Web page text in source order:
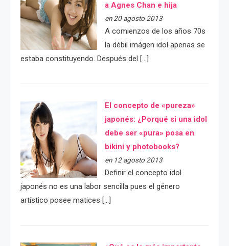
a Agnes Chan e hija
en 20 agosto 2013
A comienzos de los años 70s
la débil imágen idol apenas se
estaba constituyendo. Después del […]
El concepto de «pureza»
japonés: ¿Porqué si una idol
debe ser «pura» posa en
bikini y photobooks?
en 12 agosto 2013
Definir el concepto idol
japonés no es una labor sencilla pues el género
artístico posee matices […]